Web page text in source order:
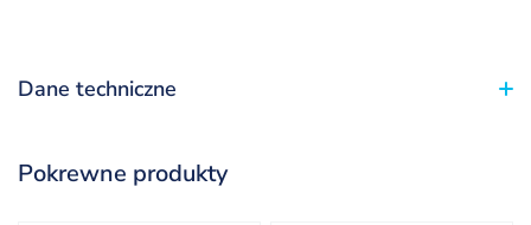
Dane techniczne
Pokrewne produkty